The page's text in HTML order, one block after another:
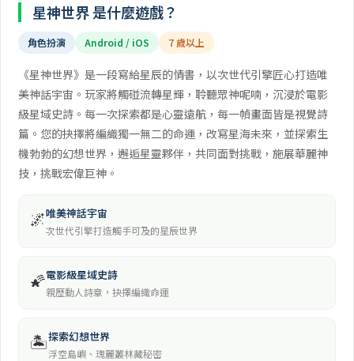
星神世界 是什麼遊戲？
角色扮演 Android / iOS 7 歲以上
《星神世界》是一段寫給星辰的情書，以次世代引擎匠心打造唯
美神話宇宙。玩家將觸碰流轉星輝，聆聽眾神呢喃，沉浸於電影
級星域史詩。每一次探索都是心靈遠航，每一幀畫面皆是視覺詩
篇。您的抉擇將編織獨一無二的命運，改寫星海未來，並探索生
機勃勃的幻想世界，邂逅星靈夥伴，共同面對挑戰，施展華麗神
技，挑戰宏偉巨神。
🌌唯美神話宇宙
次世代引擎打造觸手可及的星辰世界
🌠電影級星域史詩
親歷動人詩章，抉擇編織命運
🏝️探索幻想世界
浮空島嶼、瑰麗叢林藏秘密